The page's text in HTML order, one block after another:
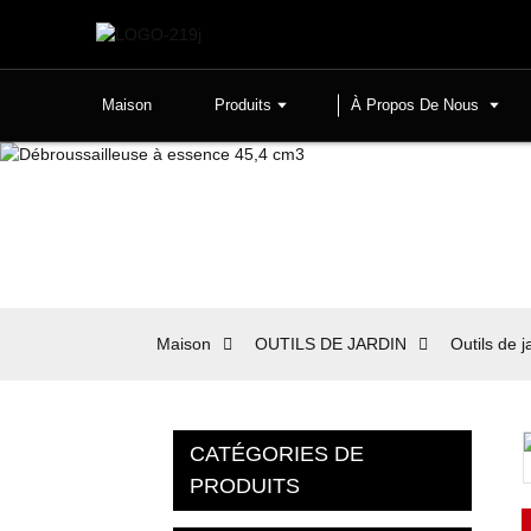
Maison Produits À Propos De Nous
Maison OUTILS DE JARDIN Outils de
CATÉGORIES DE
PRODUITS